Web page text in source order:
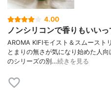
4.00
ノンシリコンで香りもいいっ
AROMA KIFIモイスト＆スムース
とまりの無さが気になり始めた人
のシリーズの別…続きを見る